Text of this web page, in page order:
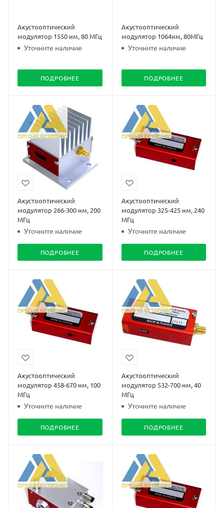
Акустооптический
модулятор 1550 нм, 80 МГц
Уточните наличие
ПОДРОБНЕЕ
Акустооптический
модулятор 1064нм, 80МГц
Уточните наличие
ПОДРОБНЕЕ
Акустооптический
модулятор 266-300 нм, 200
МГц
Уточните наличие
ПОДРОБНЕЕ
Акустооптический
модулятор 325-425 нм, 240
МГц
Уточните наличие
ПОДРОБНЕЕ
Акустооптический
модулятор 458-670 нм, 100
МГц
Уточните наличие
ПОДРОБНЕЕ
Акустооптический
модулятор 532-700 нм, 40
МГц
Уточните наличие
ПОДРОБНЕЕ